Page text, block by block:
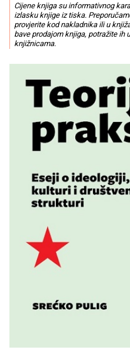
Cijene knjiga su informativnog
izlasku knjige iz tiska.
provjerite kod nakladnika ili u
bave prodajom knjiga, potražite ih
knjižnicama.